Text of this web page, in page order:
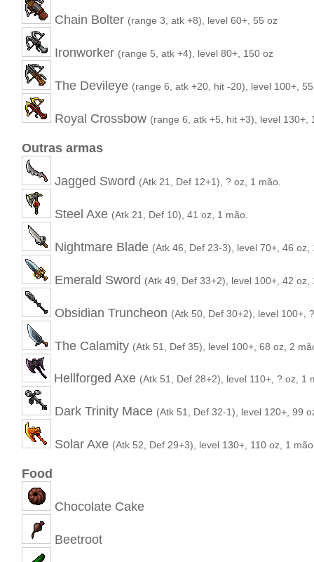
Chain Bolter (range 3, atk +8), level 60+, 55 oz
Ironworker (range 5, atk +4), level 80+, 150 oz
The Devileye (range 6, atk +20, hit -20), level 100+,
Royal Crossbow (range 6, atk +5, hit +3), level 130+,
Outras armas
Jagged Sword (Atk 21, Def 12+1), ? oz, 1 mão.
Steel Axe (Atk 21, Def 10), 41 oz, 1 mão.
Nightmare Blade (Atk 46, Def 23-3), level 70+, 46 oz,
Emerald Sword (Atk 49, Def 33+2), level 100+, 42 oz,
Obsidian Truncheon (Atk 50, Def 30+2), level 100+,
The Calamity (Atk 51, Def 35), level 100+, 68 oz, 2
Hellforged Axe (Atk 51, Def 28+2), level 110+, ? oz, 1
Dark Trinity Mace (Atk 51, Def 32-1), level 120+, 99
Solar Axe (Atk 52, Def 29+3), level 130+, 110 oz, 1
Food
Chocolate Cake
Beetroot